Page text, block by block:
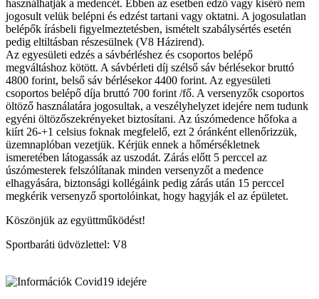
használhatják a medencét. Ebben az esetben edző vagy kisérő nem
jogosult velük belépni és edzést tartani vagy oktatni. A jogosulatlan
belépők írásbeli figyelmeztetésben, ismételt szabálysértés esetén
pedig eltiltásban részesülnek (V8 Házirend).
Az egyesületi edzés a sávbérléshez és csoportos belépő
megváltáshoz kötött. A sávbérleti díj szélső sáv bérlésekor bruttó
4800 forint, belső sáv bérlésekor 4400 forint. Az egyesületi
csoportos belépő díja bruttó 700 forint /fő. A versenyzők csoportos
öltöző használatára jogosultak, a veszélyhelyzet idejére nem tudunk
egyéni öltözőszekrényeket biztosítani. Az úszómedence hőfoka a
kiírt 26-+1 celsius foknak megfelelő, ezt 2 óránként ellenőrizzük,
üzemnaplóban vezetjük. Kérjük ennek a hőmérsékletnek
ismeretében látogassák az uszodát. Zárás előtt 5 perccel az
úszómesterek felszólítanak minden versenyzőt a medence
elhagyására, biztonsági kollégáink pedig zárás után 15 perccel
megkérik versenyző sportolóinkat, hogy hagyják el az épületet.
Köszönjük az együttműködést!
Sportbaráti üdvözlettel: V8